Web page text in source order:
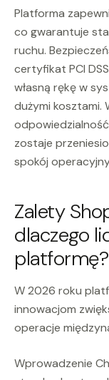
Platforma
co gwarantuje
ruchu.
certyfikat PCI
własną rękę w
dużymi kosztami.
zostaje
spokój
Zalety
dlaczego
platformę?
W 2026 roku
innowacjom
operacje
Wprowadzenie